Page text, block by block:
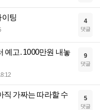
이팅 4
댓글
예고. 1000만원 내놓
9
댓글
직 가짜는 따라할 수
5
댓글